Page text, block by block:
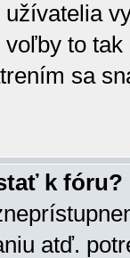
to
sa
k fóru?
atď.